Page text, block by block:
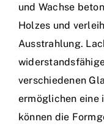
und Wachse
Holzes und
Ausstrahlung.
verschiedenen
ermöglichen eine
können die